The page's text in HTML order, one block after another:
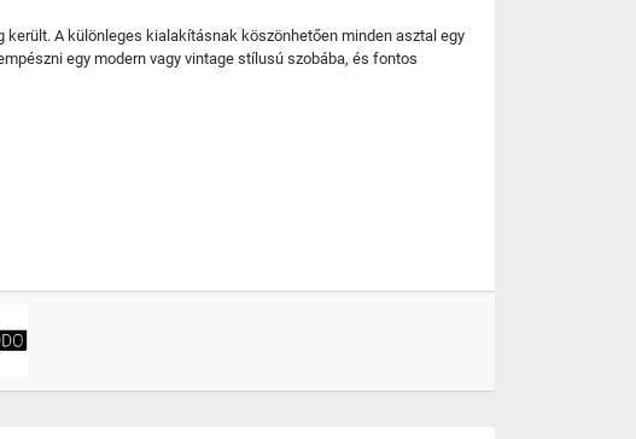
A különleges kialakításnak köszönhetően minden asztal egy
egy modern vagy vintage stílusú szobába, és fontos